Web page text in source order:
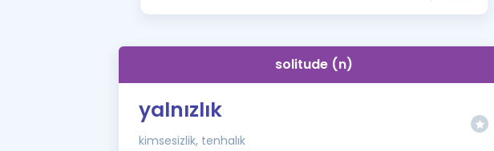
İngilizce Gramer
solitude (n)
yalnızlık
kimsesizlik, tenhalık